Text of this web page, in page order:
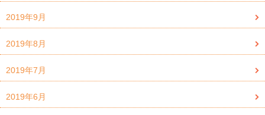
2019年9月
2019年8月
2019年7月
2019年6月